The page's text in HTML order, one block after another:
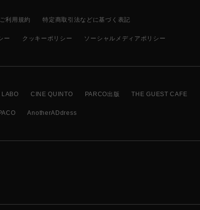
ご利用規約 特定商取引法などに基づく表記
ー クッキーポリシー ソーシャルメディアポリシー
LABO CINE QUINTO PARCO出版 THE GUEST CAFE
AnotherADdress